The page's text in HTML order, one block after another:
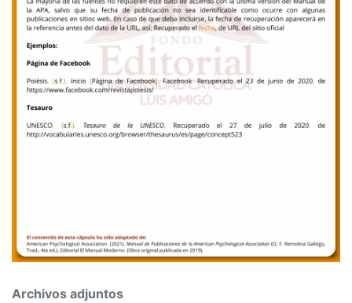
Archivos adjuntos